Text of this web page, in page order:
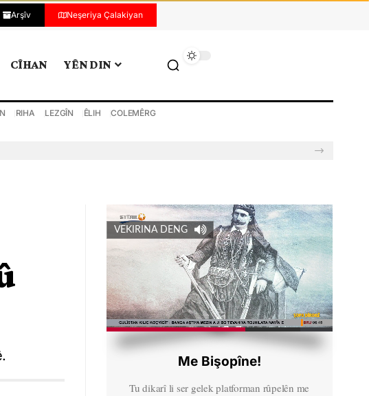
Arşîv Neşeriya Çalakiyan
CÎHAN YÊN DIN
RIHA LEZGÎN ÊLIH COLEMÊRG
VEKIRINA DENG
Me Bişopîne!
Tu dikarî li ser gelek platforman rûpelên me